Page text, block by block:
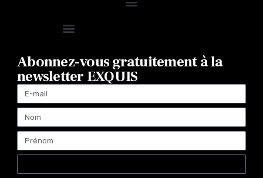
Abonnez-vous gratuitement à la
newsletter EXQUIS